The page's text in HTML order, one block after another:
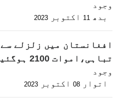
وجود
بدھ 11 اکتوبر 2023
افغانستان میں زلزلے سے
تباہی،اموات 2100 ہوگئیں
وجود
اتوار 08 اکتوبر 2023